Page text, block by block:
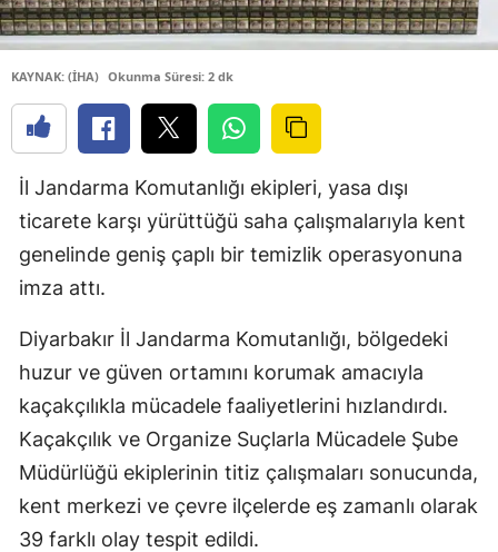
KAYNAK: (İHA) Okunma Süresi: 2 dk
İl Jandarma Komutanlığı ekipleri, yasa dışı
ticarete karşı yürüttüğü saha çalışmalarıyla kent
genelinde geniş çaplı bir temizlik operasyonuna
imza attı.
Diyarbakır İl Jandarma Komutanlığı, bölgedeki
huzur ve güven ortamını korumak amacıyla
kaçakçılıkla mücadele faaliyetlerini hızlandırdı.
Kaçakçılık ve Organize Suçlarla Mücadele Şube
Müdürlüğü ekiplerinin titiz çalışmaları sonucunda,
kent merkezi ve çevre ilçelerde eş zamanlı olarak
39 farklı olay tespit edildi.